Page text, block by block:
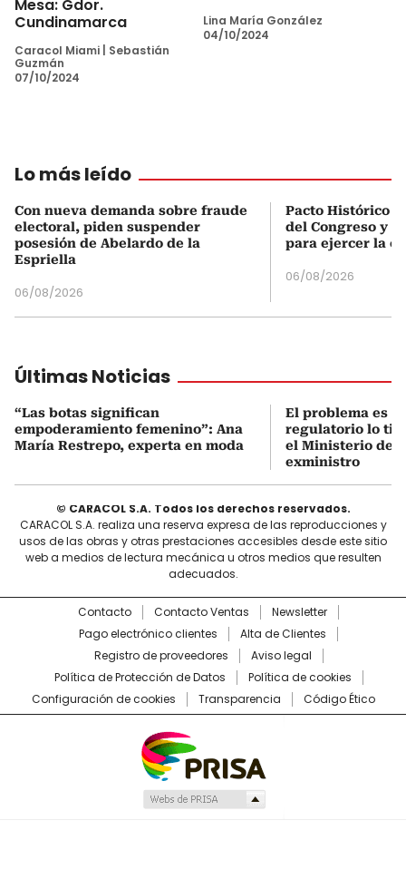
Mesa: Gdor.
Cundinamarca
Caracol Miami
Sebastián
Guzmán
07/10/2024
Lina María González
04/10/2024
Lo más leído
Con nueva demanda sobre fraude
electoral, piden suspender
posesión de Abelardo de la
Espriella
06/08/2026
Pacto Histórico
del Congreso y
para ejercer la
06/08/2026
Últimas Noticias
“Las botas significan
empoderamiento femenino”: Ana
María Restrepo, experta en moda
El problema es
regulatorio lo
el Ministerio de
exministro
© CARACOL S.A. Todos los derechos reservados.
CARACOL S.A. realiza una reserva expresa de las reproducciones y
usos de las obras y otras prestaciones accesibles desde este sitio
web a medios de lectura mecánica u otros medios que resulten
adecuados.
Contacto Contacto Ventas
Newsletter
Pago electrónico clientes
Alta de Clientes
Registro de proveedores
Aviso legal
Política de Protección de Datos
Política de cookies
Configuración de cookies
Transparencia Código Ético